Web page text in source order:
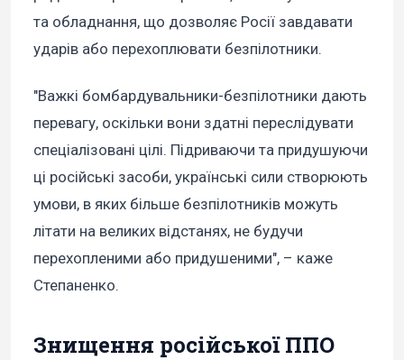
та обладнання, що дозволяє Росії завдавати
ударів або перехоплювати безпілотники.
"Важкі бомбардувальники-безпілотники дають
перевагу, оскільки вони здатні переслідувати
спеціалізовані цілі. Підриваючи та придушуючи
ці російські засоби, українські сили створюють
умови, в яких більше безпілотників можуть
літати на великих відстанях, не будучи
перехопленими або придушеними", – каже
Степаненко.
Знищення російської ППО